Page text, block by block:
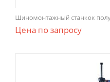
Шиномонтажный станкок
Цена по запросу